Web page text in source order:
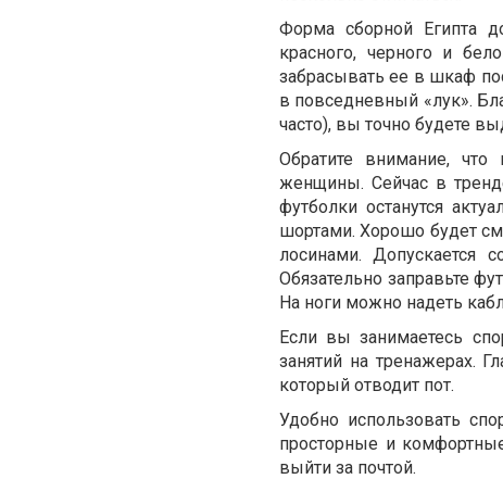
Форма сборной Египта
красного, черного и
забрасывать ее в шкаф
в повседневный «лук».
часто), вы точно будете
Обратите внимание,
женщины. Сейчас в
футболки останутся
шортами. Хорошо будет
лосинами. Допускается
Обязательно заправьте
На ноги можно надеть
Если вы занимаетесь
занятий на тренажерах.
который отводит пот.
Удобно использовать
просторные и
выйти за почтой.